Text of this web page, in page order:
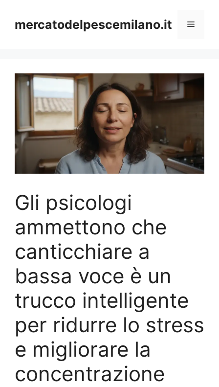
contenuto
mercatodelpescemilano.it Menu
Gli psicologi
ammettono che
canticchiare a
bassa voce è un
trucco intelligente
per ridurre lo stress
e migliorare la
concentrazione